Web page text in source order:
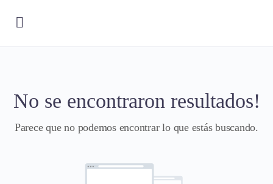
No se encontraron resultados!
Parece que no podemos encontrar lo que estás buscando.